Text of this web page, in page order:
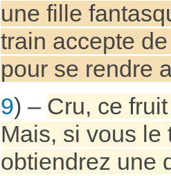
une fille
train accepte
pour se rendre
9) – Cru, ce
Mais, si vous le
obtiendrez une